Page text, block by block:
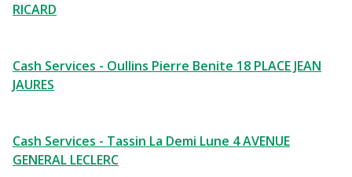
RICARD
Cash Services - Oullins Pierre Benite 18 PLACE JEAN
JAURES
Cash Services - Tassin La Demi Lune 4 AVENUE
GENERAL LECLERC